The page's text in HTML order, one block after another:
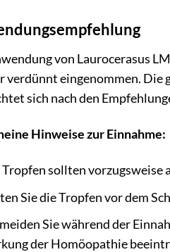
von Laurocerasus
verdünnt eingenommen. Die
sich nach den
Hinweise zur Einnahme:
sollten vorzugsweise
Sie die Tropfen vor dem
Sie während der
der Homöopathie